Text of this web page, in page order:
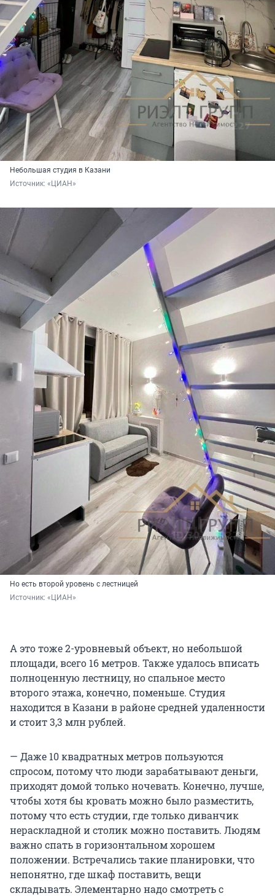
Небольшая студия в Казани
Источник: «ЦИАН»
Но есть второй уровень с лестницей
Источник: «ЦИАН»
А это тоже 2-уровневый объект, но небольшой
площади, всего 16 метров. Также удалось вписать
полноценную лестницу, но спальное место
второго этажа, конечно, поменьше. Студия
находится в Казани в районе средней удаленности
и стоит 3,3 млн рублей.
— Даже 10 квадратных метров пользуются
спросом, потому что люди зарабатывают деньги,
приходят домой только ночевать. Конечно, лучше,
чтобы хотя бы кровать можно было разместить,
потому что есть студии, где только диванчик
нераскладной и столик можно поставить. Людям
важно спать в горизонтальном хорошем
положении. Встречались такие планировки, что
непонятно, где шкаф поставить, вещи
складывать. Элементарно надо смотреть с